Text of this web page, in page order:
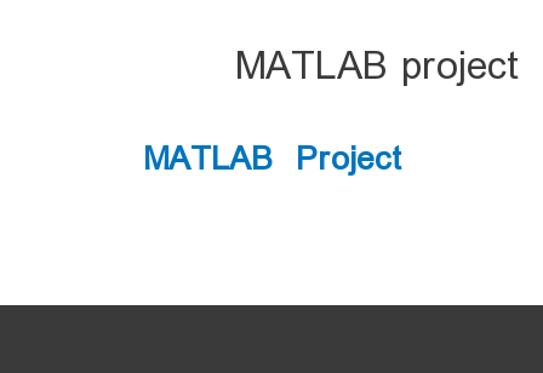
MATLAB project
MATLAB Project